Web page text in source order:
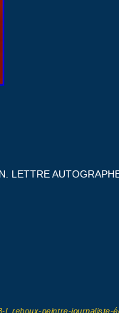
LETTRE
l,reboux-peintre-journaliste-